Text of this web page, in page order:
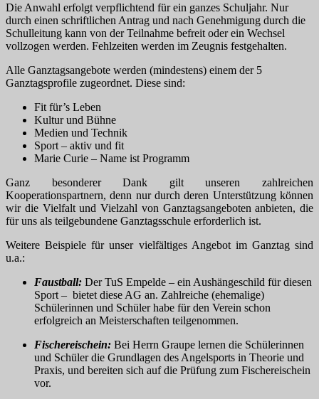
Die Anwahl erfolgt verpflichtend für ein ganzes Schuljahr. Nur
durch einen schriftlichen Antrag und nach Genehmigung durch die
Schulleitung kann von der Teilnahme befreit oder ein Wechsel
vollzogen werden. Fehlzeiten werden im Zeugnis festgehalten.
Alle Ganztagsangebote werden (mindestens) einem der 5
Ganztagsprofile zugeordnet. Diese sind:
Fit für’s Leben
Kultur und Bühne
Medien und Technik
Sport – aktiv und fit
Marie Curie – Name ist Programm
Ganz besonderer Dank gilt unseren zahlreichen
Kooperationspartnern, denn nur durch deren Unterstützung können
wir die Vielfalt und Vielzahl von Ganztagsangeboten anbieten, die
für uns als teilgebundene Ganztagsschule erforderlich ist.
Weitere Beispiele für unser vielfältiges Angebot im Ganztag sind
u.a.:
Faustball: Der TuS Empelde – ein Aushängeschild für diesen
Sport – bietet diese AG an. Zahlreiche (ehemalige)
Schülerinnen und Schüler habe für den Verein schon
erfolgreich an Meisterschaften teilgenommen.
Fischereischein: Bei Herrn Graupe lernen die Schülerinnen
und Schüler die Grundlagen des Angelsports in Theorie und
Praxis, und bereiten sich auf die Prüfung zum Fischereischein
vor.